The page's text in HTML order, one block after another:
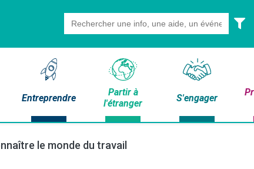
Search
for:
Entreprendre
Partir à
l'étranger
S'engager
le monde du travail